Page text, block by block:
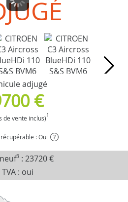
adjugé
€
de vente inclus)1
récupérable : Oui ?
3 : 23720 €
TVA : oui